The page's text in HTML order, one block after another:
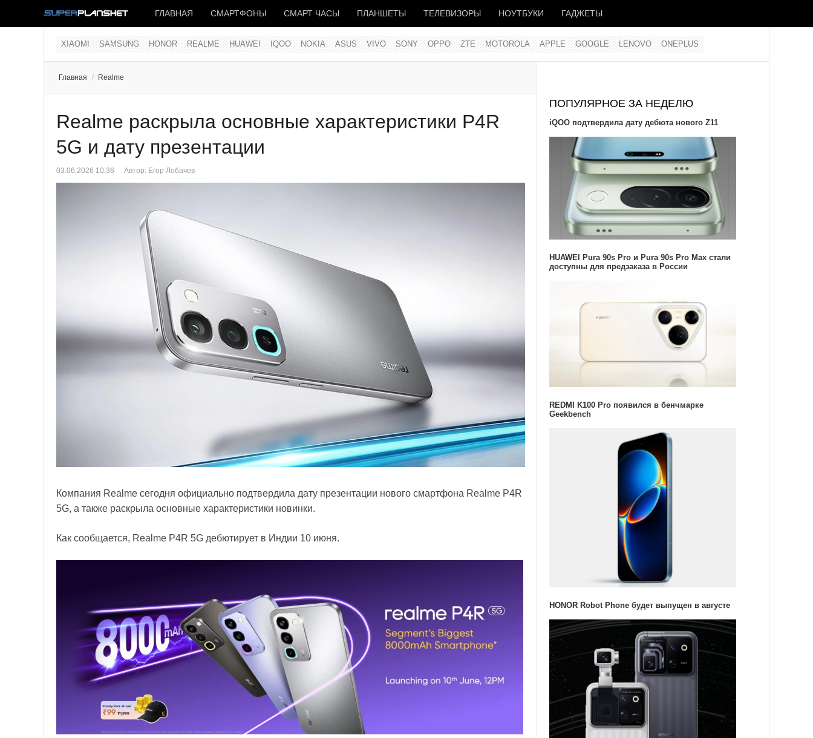
ГЛАВНАЯ СМАРТФОНЫ СМАРТ ЧАСЫ ПЛАНШЕТЫ ТЕЛЕВИЗОРЫ НОУТБУКИ ГАДЖЕТЫ
XIAOMI SAMSUNG HONOR REALME HUAWEI IQOO NOKIA ASUS VIVO SONY OPPO ZTE MOTOROLA APPLE GOOGLE LENOVO ONEPLUS
Главная / Realme
Realme раскрыла основные характеристики P4R
5G и дату презентации
03.06.2026 10:36 Автор: Егор Лобачев
Компания Realme сегодня официально подтвердила дату презентации нового смартфона Realme P4R
5G, а также раскрыла основные характеристики новинки.
Как сообщается, Realme P4R 5G дебютирует в Индии 10 июня.
ПОПУЛЯРНОЕ ЗА НЕДЕЛЮ
iQOO подтвердила дату дебюта нового Z11
HUAWEI Pura 90s Pro и Pura 90s Pro Max стали
доступны для предзаказа в России
REDMI K100 Pro появился в бенчмарке
Geekbench
HONOR Robot Phone будет выпущен в августе